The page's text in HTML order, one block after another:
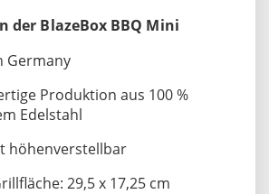
der BlazeBox BBQ Mini
Germany
Produktion aus 100 %
Edelstahl
höhenverstellbar
29,5 x 17,25 cm